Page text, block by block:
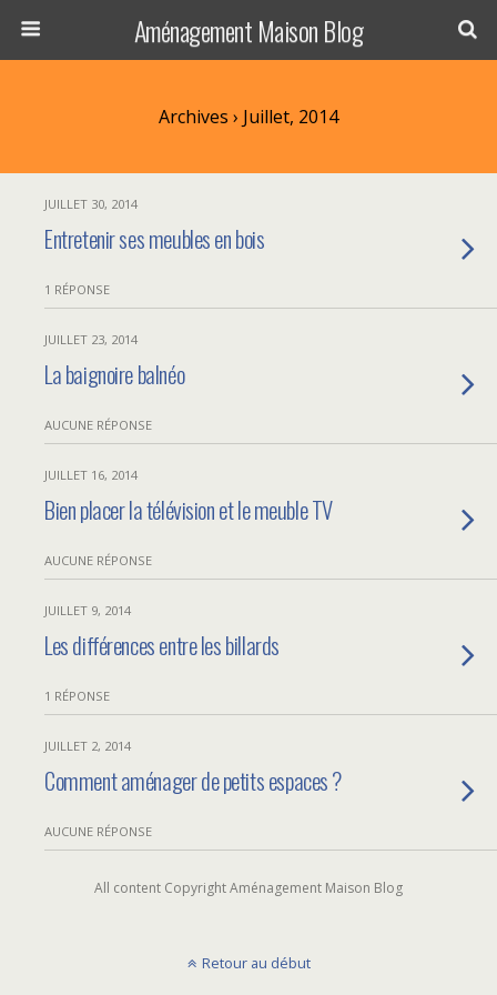
Aménagement Maison Blog
Archives › Juillet, 2014
JUILLET 30, 2014
Entretenir ses meubles en bois
1 RÉPONSE
JUILLET 23, 2014
La baignoire balnéo
AUCUNE RÉPONSE
JUILLET 16, 2014
Bien placer la télévision et le meuble TV
AUCUNE RÉPONSE
JUILLET 9, 2014
Les différences entre les billards
1 RÉPONSE
JUILLET 2, 2014
Comment aménager de petits espaces ?
AUCUNE RÉPONSE
All content Copyright Aménagement Maison Blog
Retour au début